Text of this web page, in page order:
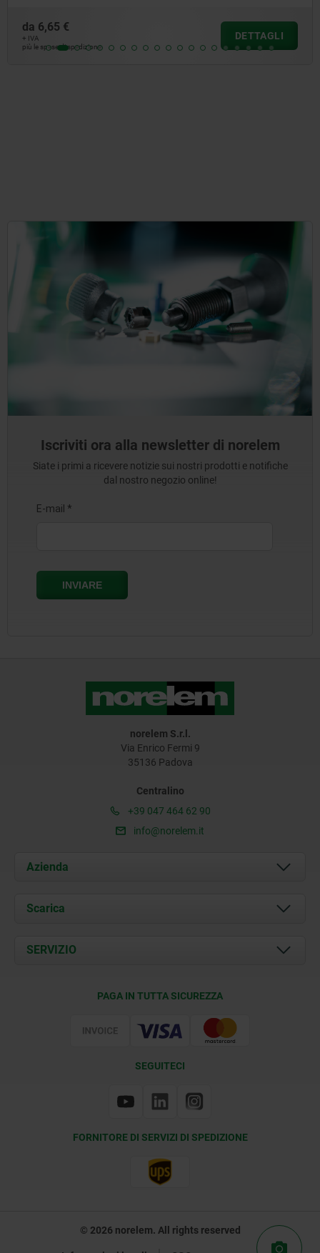
da 6,65 €
+ IVA
più le spese di spedizione
DETTAGLI
Iscriviti ora alla newsletter di norelem
Siate i primi a ricevere notizie sui nostri prodotti e notifiche
dal nostro negozio online!
norelem S.r.l.
Via Enrico Fermi 9
35136 Padova
Centralino
+39 047 464 62 90
info@norelem.it
Azienda
Chi siamo
Contatti
Scarica
Documents
SERVIZIO
PAGA IN TUTTA SICUREZZA
SEGUITECI
FORNITORE DI SERVIZI DI SPEDIZIONE
© 2026 norelem. All rights reserved